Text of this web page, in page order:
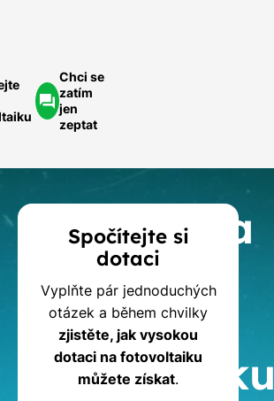
Chci se
zatím
jen
zeptat
Kalkulačka
dotací
na
fotovoltaiku
Spočítejte si
dotaci
Vyplňte pár jednoduchých
otázek a během chvilky
zjistěte, jak vysokou
dotaci na fotovoltaiku
můžete získat.